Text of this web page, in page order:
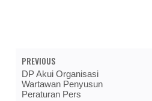
PREVIOUS
DP Akui Organisasi
Wartawan Penyusun
Peraturan Pers